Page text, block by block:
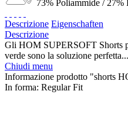
73% Poliammide / 27%
Descrizione Eigenschaften
Descrizione
Gli HOM SUPERSOFT Shorts
verde sono la soluzione perfetta...
Chiudi menu
Informazione prodotto "shorts
In forma: Regular Fit